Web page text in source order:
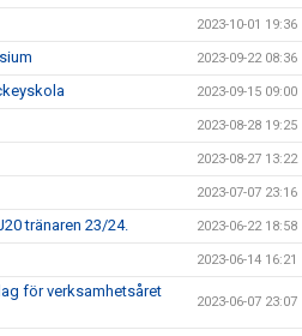
2023-10-01 19:36
2023-09-22 08:36
2023-09-15 09:00
2023-08-28 19:25
2023-08-27 13:22
2023-07-07 23:16
tränaren 23/24. 2023-06-22 18:58
2023-06-14 16:21
för verksamhetsåret
2023-06-07 23:07